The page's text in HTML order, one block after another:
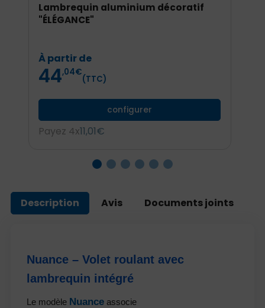
Description Avis Documents joints
Nuance – Volet roulant avec
lambrequin intégré
Le modèle Nuance associe
Lambrequin aluminium décoratif
"ÉLÉGANCE"
À partir dePrix
44,04€
(TTC)
configurer
Payez 4x11,01€